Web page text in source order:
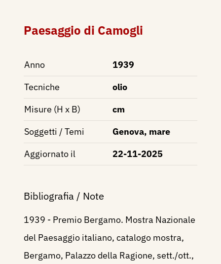
Paesaggio di Camogli
Anno
1939
Tecniche
olio
Misure (H x B)
cm
Soggetti / Temi
Genova, mare
Aggiornato il
22-11-2025
Bibliografia / Note
1939 - Premio Bergamo. Mostra Nazionale
del Paesaggio italiano, catalogo mostra,
Bergamo, Palazzo della Ragione, sett./ott.,